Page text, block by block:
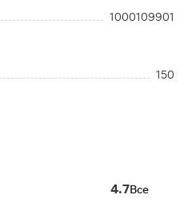
1000109901
150
4.7Все